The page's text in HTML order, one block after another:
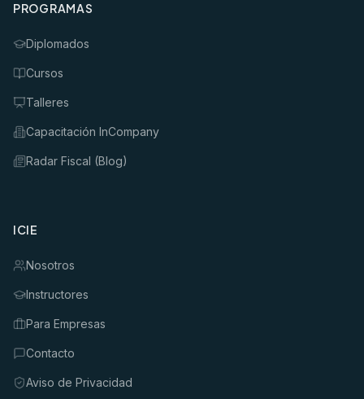
PROGRAMAS
Diplomados
Cursos
Talleres
Capacitación InCompany
Radar Fiscal (Blog)
ICIE
Nosotros
Instructores
Para Empresas
Contacto
Aviso de Privacidad